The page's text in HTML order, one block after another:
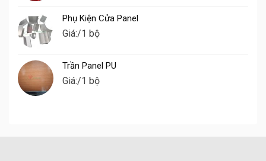
Phụ Kiện Cửa Panel
Giá:/1 bộ
Trần Panel PU
Giá:/1 bộ